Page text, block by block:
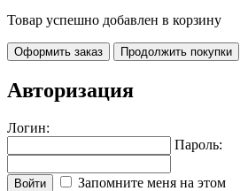
Товар успешно добавлен в корзину
Оформить заказ Продолжить покупки
Авторизация
Логин:
Пароль:
Войти
Запомните меня на этом